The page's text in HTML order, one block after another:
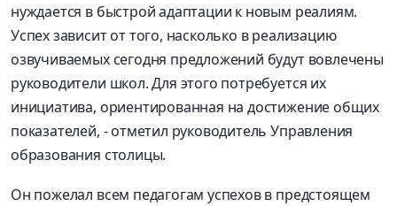
нуждается в быстрой адаптации к новым реалиям.
Успех зависит от того, насколько в реализацию
озвучиваемых сегодня предложений будут вовлечены
руководители школ. Для этого потребуется их
инициатива, ориентированная на достижение общих
показателей, - отметил руководитель Управления
образования столицы.
Он пожелал всем педагогам успехов в предстоящем